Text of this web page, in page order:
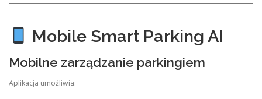
Mobile Smart Parking AI
Mobilne zarządzanie parkingiem
Aplikacja umożliwia: